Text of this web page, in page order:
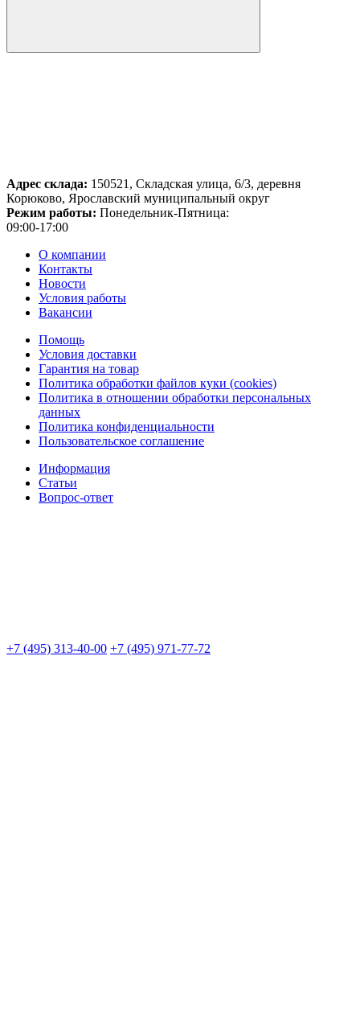
Адрес склада: 150521, Складская улица, 6/3, деревня
Корюково, Ярославский муниципальный округ
Режим работы: Понедельник-Пятница:
09:00-17:00
О компании
Контакты
Новости
Условия работы
Вакансии
Помощь
Условия доставки
Гарантия на товар
Политика обработки файлов куки (cookies)
Политика в отношении обработки персональных
данных
Политика конфиденциальности
Пользовательское соглашение
Информация
Статьи
Вопрос-ответ
+7 (495) 313-40-00 +7 (495) 971-77-72